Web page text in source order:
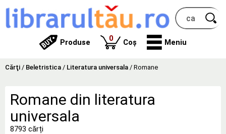
Produse 0produse
Coș Meniu
Cărţi / Beletristica / Literatura universala / Romane
Romane din literatura
universala
8793 cărți